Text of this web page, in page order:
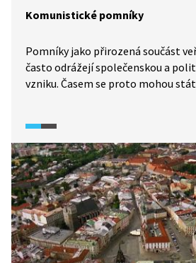
Komunistické pomníky
Pomníky jako přirozená součást
často odrážejí společenskou a
vzniku. Časem se proto mohou
světové válce a za komunistické éry
osvoboditelů a socialismu. Je
sochy se navzdory podobnému
svou uměleckou kvalitou a některé